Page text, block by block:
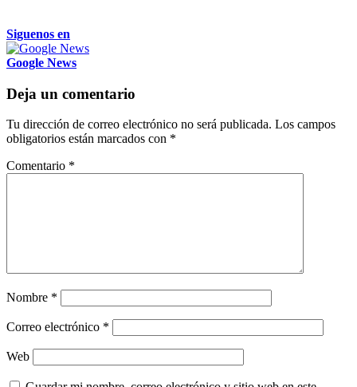
Siguenos en
Google News
Deja un comentario
Tu dirección de correo electrónico no será publicada. Los campos
obligatorios están marcados con *
Comentario *
Nombre *
Correo electrónico *
Web